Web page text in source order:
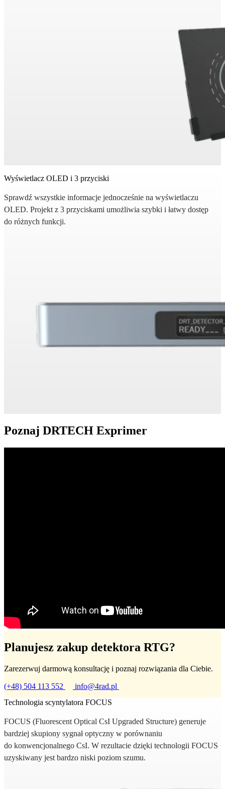
Wyświetlacz OLED i 3 przyciski
Sprawdź wszystkie informacje jednocześnie na wyświetlaczu
OLED. Projekt z 3 przyciskami umożliwia szybki i łatwy dostęp
do różnych funkcji.
Poznaj DRTECH Exprimer
Planujesz zakup detektora RTG?
Zarezerwuj darmową konsultację i poznaj rozwiązania dla Ciebie.
(+48) 504 113 552
info@4rad.pl
Technologia scyntylatora FOCUS
FOCUS (Fluorescent Optical CsI Upgraded Structure) generuje
bardziej skupiony sygnał optyczny w porównaniu
do konwencjonalnego CsI. W rezultacie dzięki technologii FOCUS
uzyskiwany jest bardzo niski poziom szumu.